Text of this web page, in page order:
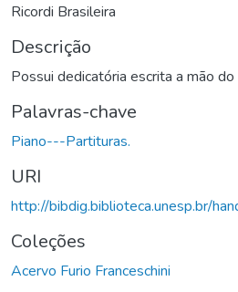
Ricordi Brasileira
Descrição
Possui dedicatória escrita a mão do
Palavras-chave
Piano---Partituras.
URI
http://bibdig.biblioteca.unesp.br/
Coleções
Acervo Furio Franceschini